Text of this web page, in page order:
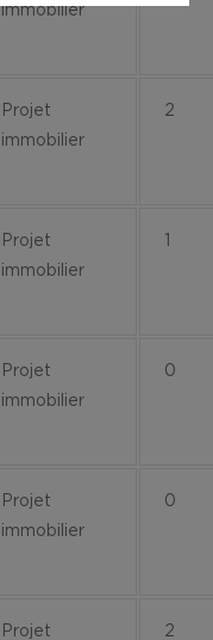
immobilier
Projet
immobilier
2
Projet
immobilier
1
Projet
immobilier
0
Projet
immobilier
0
Projet
2